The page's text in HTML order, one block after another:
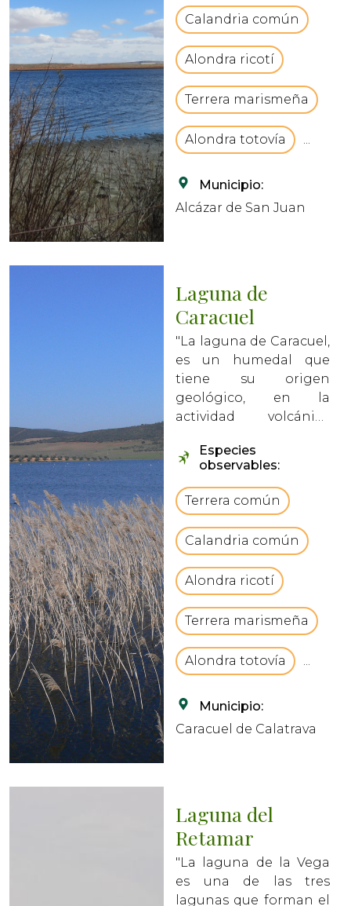
ocasionalmente en
época de lluvia. Que le
aporta un gran valor
ec...
Calandria común
Alondra ricotí
Terrera marismeña
Alondra totovía ...
Municipio:
Alcázar de San Juan
Laguna de
Caracuel
"La laguna de Caracuel,
es un humedal que
tiene su origen
geológico, en la
actividad volcánica
Campo de Calatrava. Se
encuentra cerca de la
Sierra de Parabad. Que
le aporta un gran valor
ecológico y
paisajístico.vbCrLfSu
nivel de agua es...
Especies
observables:
Terrera común
Calandria común
Alondra ricotí
Terrera marismeña
Alondra totovía ...
Municipio:
Caracuel de Calatrava
Laguna del
Retamar
"La laguna de la Vega
es una de las tres
lagunas que forman el